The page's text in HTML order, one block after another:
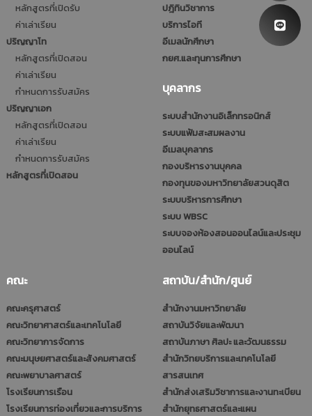
หลักสูตรที่เปิดรับ
ค่าเล่าเรียน
ปริญญาโท
หลักสูตรที่เปิดสอน
ค่าเล่าเรียน
กำหนดการรับสมัคร
ปริญญาเอก
หลักสูตรที่เปิดสอน
ค่าเล่าเรียน
กำหนดการรับสมัคร
หลักสูตรที่เปิดสอน
ปฎิทินวิชาการ
บริการไอที
อีเมลนักศึกษา
กยศ.และทุนการศึกษา
บุคลากร
ระบบสำนักงานอิเล็กทรอนิกส์
ระบบแฟ้มสะสมผลงาน
อีเมลบุคลากร
กองบริหารงานบุคคล
กองทุนของมหาวิทยาลัยสวนดุสิต
ระบบบริหารการศึกษา
ระบบ WBSC
ระบบจองห้องสอนออนไลน์และประชุม
ออนไลน์
คณะ
คณะครุศาสตร์
คณะวิทยาศาสตร์และเทคโนโลยี
คณะวิทยาการจัดการ
คณะมนุษยศาสตร์และสังคมศาสตร์
คณะพยาบาลศาสตร์
โรงเรียนการเรือน
โรงเรียนการท่องเที่ยวและการบริการ
สถาบัน/สำนัก/ศูนย์
สำนักงานมหาวิทยาลัย
สถาบันวิจัยและพัฒนา
สถาบันภาษา ศิลปะ และวัฒนธรรม
สำนักวิทยบริการและเทคโนโลยี
สารสนเทศ
สำนักส่งเสริมวิชาการและงานทะเบียน
สำนักยุทธศาสตร์และแผน